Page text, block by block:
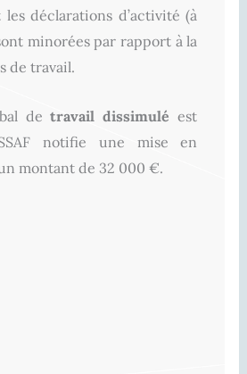
déclarations d’activité (à
minorées par rapport à la
de travail.
detravail dissimulé est
notifie une mise en
montant de 32 000 €.